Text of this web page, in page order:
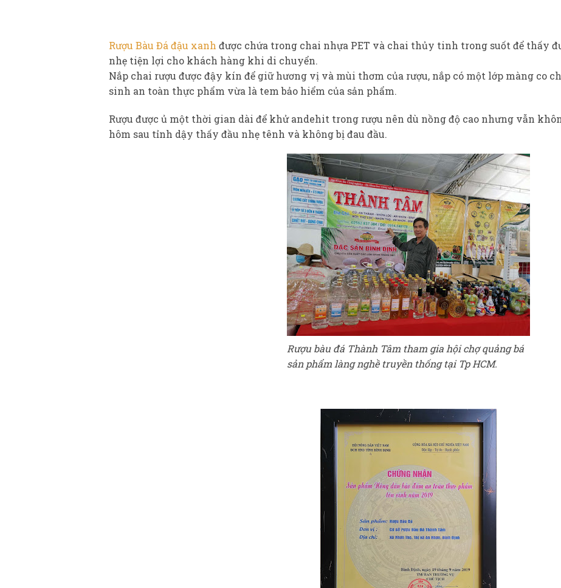
Rượu Bàu Đá đậu xanh được chứa trong chai nhựa PET và chai thủy tinh trong suốt để thấy
nhẹ tiện lợi cho khách hàng khi di chuyển.
Nắp chai rượu được đậy kín để giữ hương vị và mùi thơm của rượu, nắp có một lớp màng co
sinh an toàn thực phẩm vừa là tem bảo hiểm của sản phẩm.
Rượu được ủ một thời gian dài để khử andehit trong rượu nên dù nồng độ cao nhưng vẫn
hôm sau tỉnh dậy thấy đầu nhẹ tênh và không bị đau đầu.
Rượu bàu đá Thành Tâm tham gia hội chợ quảng bá
sản phẩm làng nghề truyền thống tại Tp HCM.